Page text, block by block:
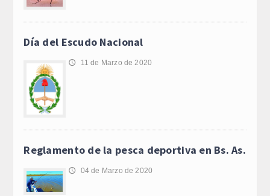
Día del Escudo Nacional
🕔 11 de Marzo de 2020
Reglamento de la pesca deportiva en Bs. As.
🕔 04 de Marzo de 2020